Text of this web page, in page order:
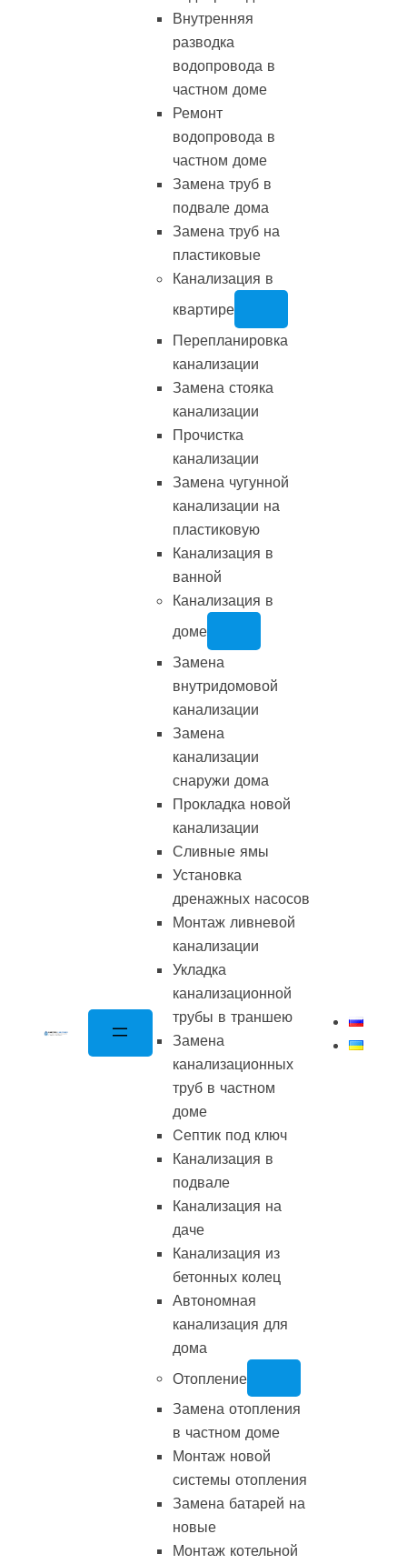
Внутренняя
разводка
водопровода в
частном доме
Ремонт
водопровода в
частном доме
Замена труб в
подвале дома
Замена труб на
пластиковые
Канализация в
квартире
Перепланировка
канализации
Замена стояка
канализации
Прочистка
канализации
Замена чугунной
канализации на
пластиковую
Канализация в
ванной
Канализация в
доме
Замена
внутридомовой
канализации
Замена
канализации
снаружи дома
Прокладка новой
канализации
Сливные ямы
Установка
дренажных насосов
Монтаж ливневой
канализации
Укладка
канализационной
трубы в траншею
Замена
канализационных
труб в частном
доме
Cептик под ключ
Канализация в
подвале
Канализация на
даче
Канализация из
бетонных колец
Автономная
канализация для
дома
Отопление
Замена отопления
в частном доме
Монтаж новой
системы отопления
Замена батарей на
новые
Монтаж котельной